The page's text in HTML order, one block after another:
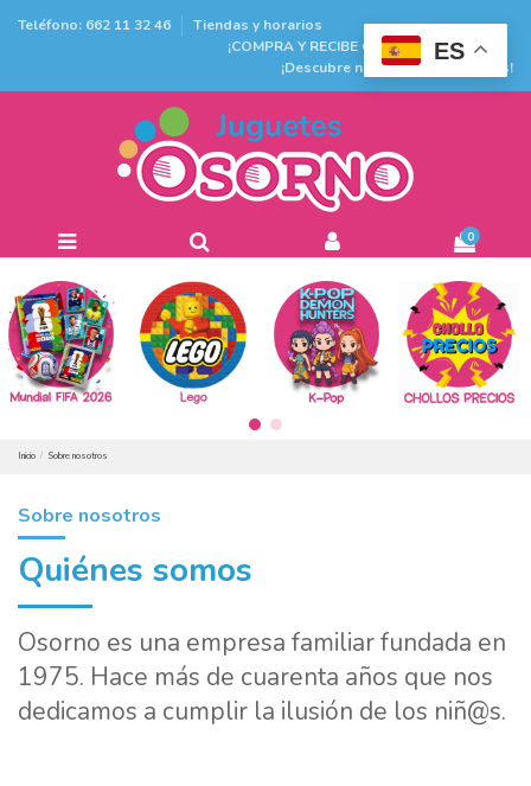
Teléfono: 662 11 32 46
Tiendas y horarios
¡COMPRA Y RECIBE GRATIS EN TIENDA!
¡Descubre nuestras promociones!
0
Inicio Sobre nosotros
Sobre nosotros
Quiénes somos
Osorno es una empresa familiar fundada en
1975. Hace más de cuarenta años que nos
dedicamos a cumplir la ilusión de los niñ@s.
ES